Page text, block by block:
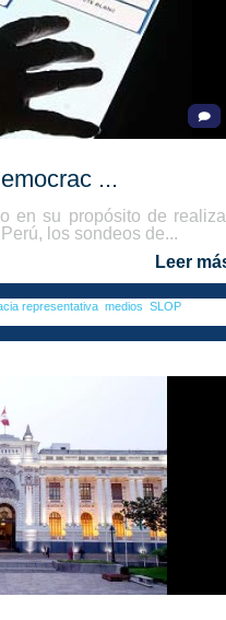
...
en su propósito de
los sondeos de...
Leer
representativa medios SLOP